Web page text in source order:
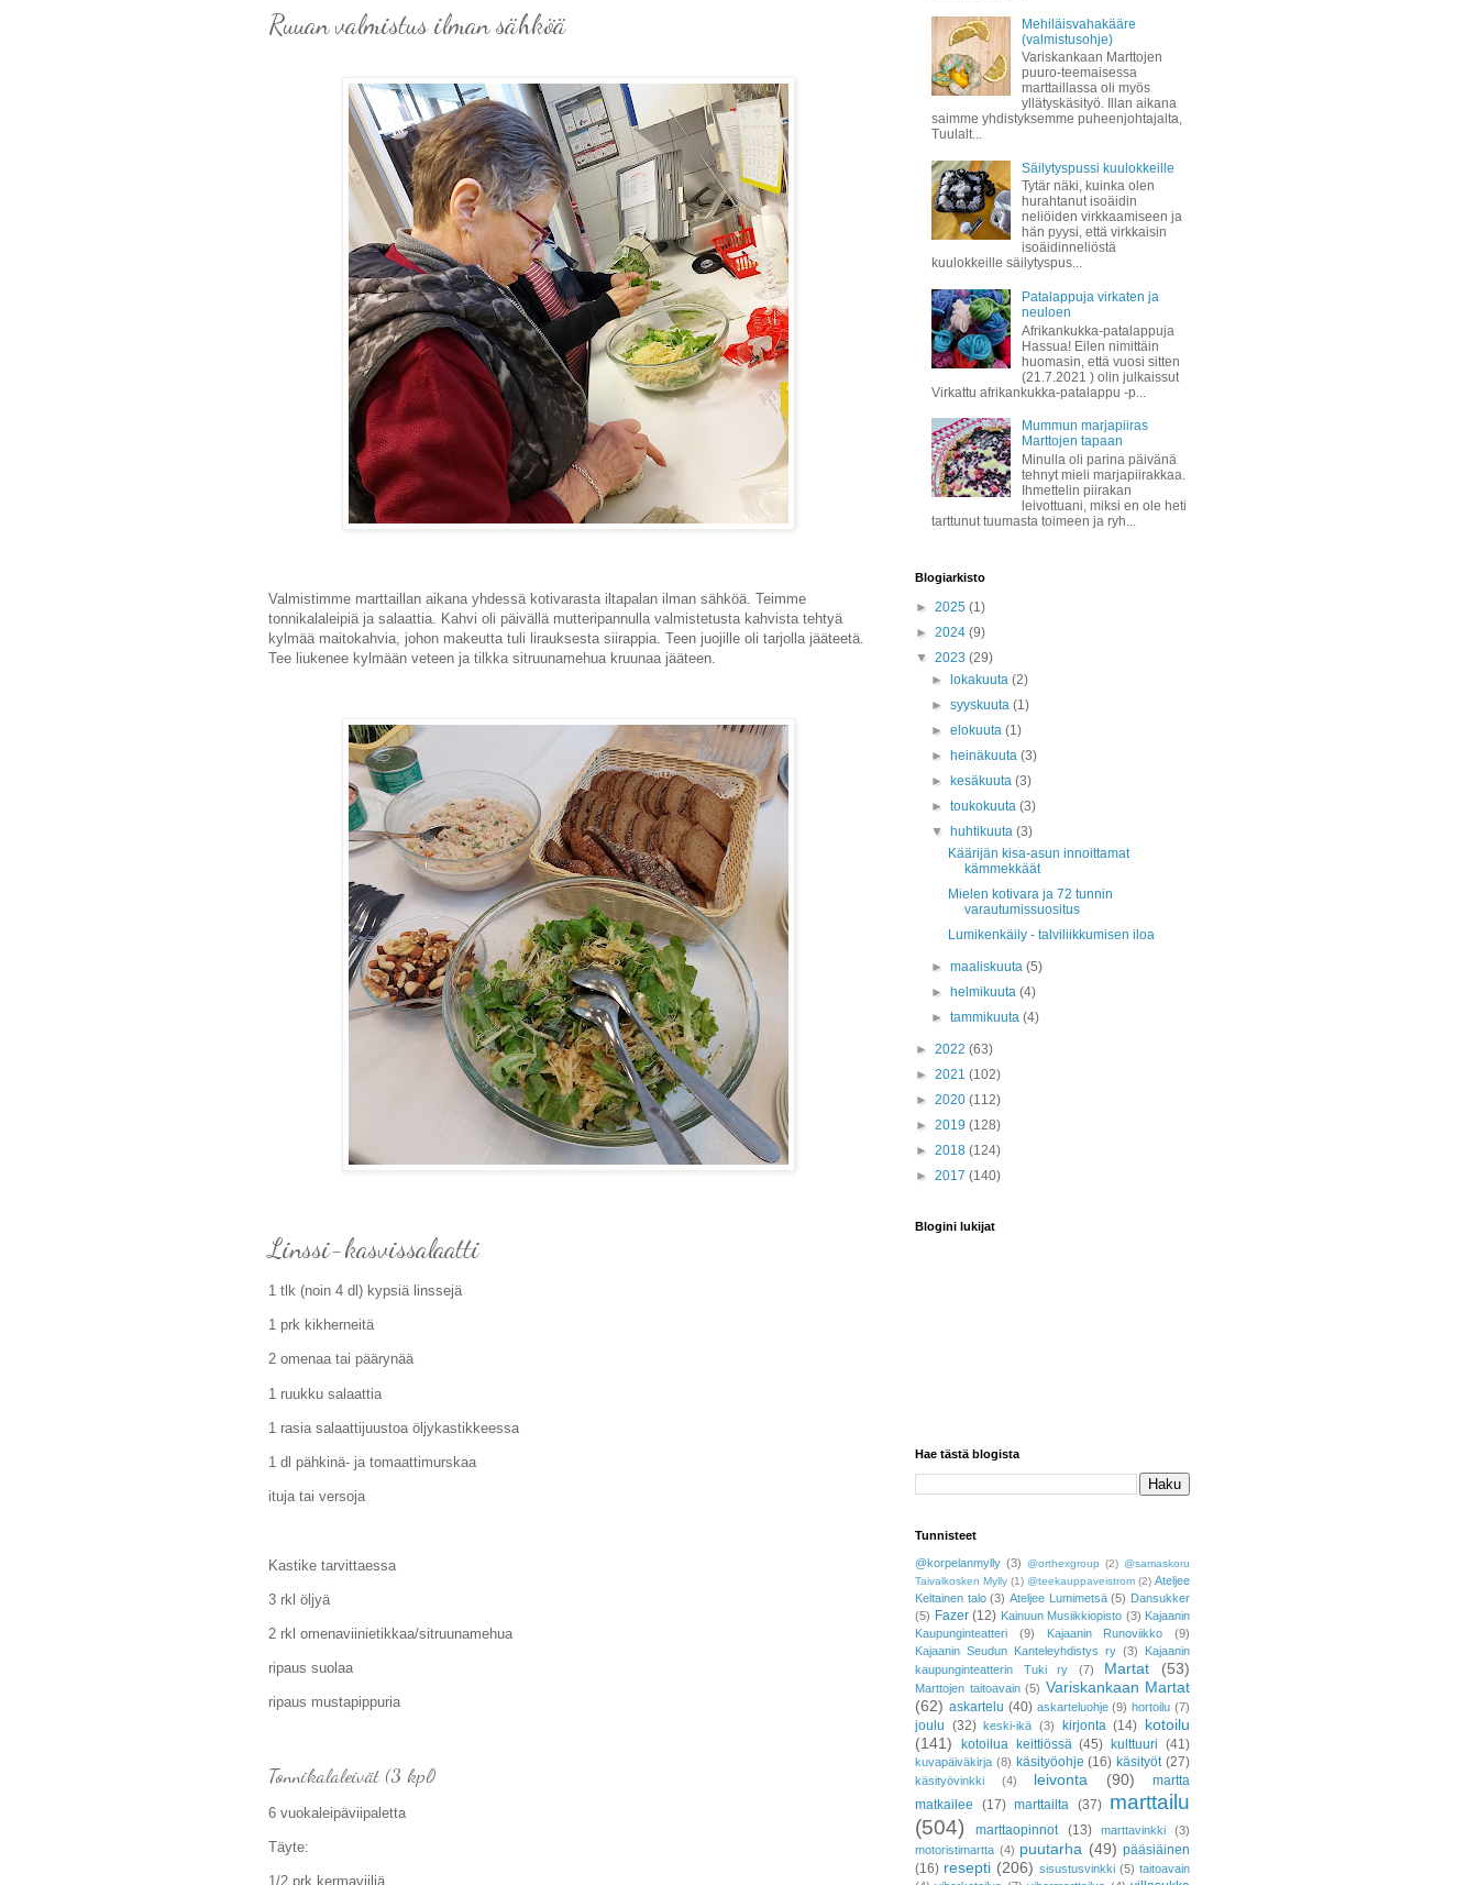
Ruuan valmistus ilman sähköä
Valmistimme marttaillan aikana yhdessä kotivarasta iltapalan ilman sähköä. Teimme
tonnikalaleipiä ja salaattia. Kahvi oli päivällä mutteripannulla valmistetusta kahvista tehtyä
kylmää maitokahvia, johon makeutta tuli lirauksesta siirappia. Teen juojille oli tarjolla jääteetä.
Tee liukenee kylmään veteen ja tilkka sitruunamehua kruunaa jääteen.
Linssi-kasvissalaatti
1 tlk (noin 4 dl) kypsiä linssejä
1 prk kikherneitä
2 omenaa tai päärynää
1 ruukku salaattia
1 rasia salaattijuustoa öljykastikkeessa
1 dl pähkinä- ja tomaattimurskaa
ituja tai versoja
Kastike tarvittaessa
3 rkl öljyä
2 rkl omenaviinietikkaa/sitruunamehua
ripaus suolaa
ripaus mustapippuria
Tonnikalaleivät (3 kpl)
6 vuokaleipäviipaletta
Täyte:
1/2 prk kermaviiliä
Mehiläisvahakääre
(valmistusohje)
Variskankaan Marttojen
puuro-teemaisessa
marttaillassa oli myös
yllätyskäsityö. Illan aikana
saimme yhdistyksemme puheenjohtajalta,
Tuulalt...
Säilytyspussi kuulokkeille
Tytär näki, kuinka olen
hurahtanut isoäidin
neliöiden virkkaamiseen ja
hän pyysi, että virkkaisin
isoäidinneliöstä
kuulokkeille säilytyspus...
Patalappuja virkaten ja
neuloen
Afrikankukka-patalappuja
Hassua! Eilen nimittäin
huomasin, että vuosi sitten
(21.7.2021 ) olin julkaissut
Virkattu afrikankukka-patalappu -p...
Mummun marjapiiras
Marttojen tapaan
Minulla oli parina päivänä
tehnyt mieli marjapiirakkaa.
Ihmettelin piirakan
leivottuani, miksi en ole heti
tarttunut tuumasta toimeen ja ryh...
Blogiarkisto
► 2025 (1)
► 2024 (9)
▼ 2023 (29)
►
lokakuuta(2)
►syyskuuta(1)
►elokuuta(1)
►
heinäkuuta(3)
►
kesäkuuta(3)
►toukokuuta(3)
▼
huhtikuuta(3)
Käärijän kisa-asun innoittamat
kämmekkäät
Mielen kotivara ja 72 tunnin
varautumissuositus
Lumikenkäily - talviliikkumisen iloa
►maaliskuuta(5)
►
helmikuuta(4)
►tammikuuta(4)
► 2022 (63)
► 2021 (102)
► 2020 (112)
► 2019 (128)
► 2018 (124)
► 2017 (140)
Blogini lukijat
Hae tästä blogista
Tunnisteet
@korpelanmylly (3) @orthexgroup (2) @samaskoru
Taivalkosken Mylly (1) @teekauppaveistrom (2) Ateljee
Keltainen talo (3) Ateljee Lumimetsä (5) Dansukker
(5) Fazer (12) Kainuun Musiikkiopisto (3) Kajaanin
Kaupunginteatteri
(9) Kajaanin Runoviikko
(9)
Kajaanin Seudun Kanteleyhdistys ry (3)
Kajaanin
kaupunginteatterin Tuki ry
(7) Martat (53)
Marttojen taitoavain (5) Variskankaan Martat
(62) askartelu (40) askarteluohje (9) hortoilu (7)
joulu (32) keski-ikä (3) kirjonta (14) kotoilu
(141)
kotoilua keittiössä (45) kulttuuri (41)
kuvapäiväkirja (8) käsityöohje (16) käsityöt (27)
käsityövinkki (4) leivonta (90)
martta
matkailee
(17) marttailta (37)
marttailu
(504)
marttaopinnot (13) marttavinkki
(3)
motoristimartta (4) puutarha (49) pääsiäinen
(16) resepti (206) sisustusvinkki (5) taitoavain